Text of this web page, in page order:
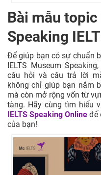
Bài mẫu
Speaking
Để giúp bạn có sự chuẩn
IELTS Museum
câu hỏi và câu trả lời
không chỉ giúp bạn nắm
mà còn mở rộng vốn từ
tàng. Hãy cùng tìm hiểu
IELTS Speaking Online để
của bạn!